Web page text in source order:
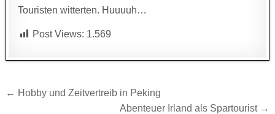
Touristen witterten. Huuuuh…
Post Views: 1.569
Beitragsnavigation
← Hobby und Zeitvertreib in Peking
Abenteuer Irland als Spartourist →